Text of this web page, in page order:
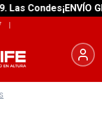
Condes¡ENVÍO
|